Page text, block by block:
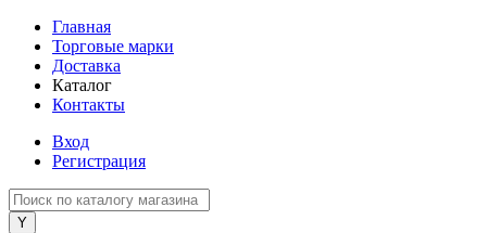
Главная
Торговые марки
Доставка
Каталог
Контакты
Вход
Регистрация